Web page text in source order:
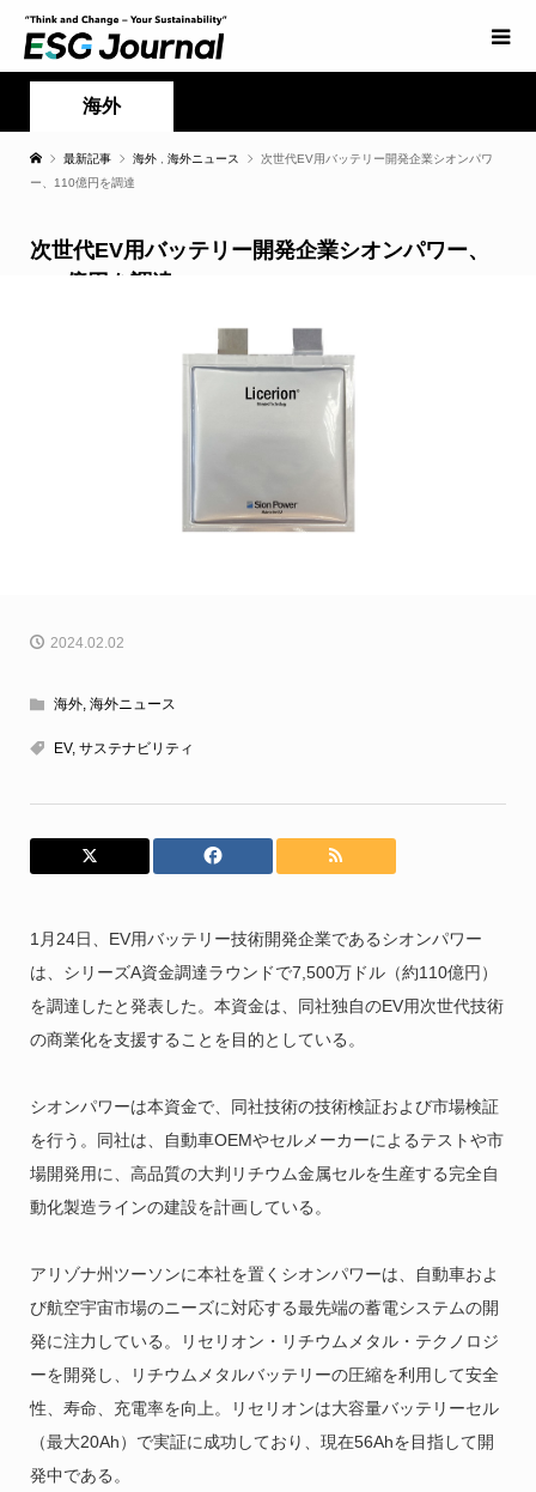
海外
最新記事 海外 海外ニュース
次世代EV用バッテリー開発企業シオンパワ
ー、110億円を調達
次世代EV用バッテリー開発企業シオンパワー、
110億円を調達
2024.02.02
海外, 海外ニュース
EV, サステナビリティ
1月24日、EV用バッテリー技術開発企業であるシオンパワー
は、シリーズA資金調達ラウンドで7,500万ドル（約110億円）
を調達したと発表した。本資金は、同社独自のEV用次世代技術
の商業化を支援することを目的としている。
シオンパワーは本資金で、同社技術の技術検証および市場検証
を行う。同社は、自動車OEMやセルメーカーによるテストや市
場開発用に、高品質の大判リチウム金属セルを生産する完全自
動化製造ラインの建設を計画している。
アリゾナ州ツーソンに本社を置くシオンパワーは、自動車およ
び航空宇宙市場のニーズに対応する最先端の蓄電システムの開
発に注力している。リセリオン・リチウムメタル・テクノロジ
ーを開発し、リチウムメタルバッテリーの圧縮を利用して安全
性、寿命、充電率を向上。
リセリオンは大容量バッテリーセル
（最大20Ah）で実証に成功しており、現在56Ahを目指して開
発中である。